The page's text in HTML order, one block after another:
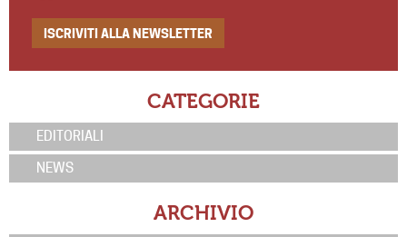
ISCRIVITI ALLA NEWSLETTER
CATEGORIE
EDITORIALI
NEWS
ARCHIVIO